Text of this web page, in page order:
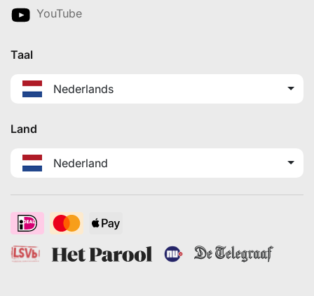
YouTube
Taal
Nederlands
Land
Nederland